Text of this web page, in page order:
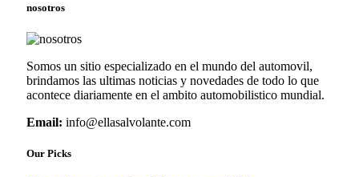
nosotros
Somos un sitio especializado en el mundo del automovil,
brindamos las ultimas noticias y novedades de todo lo que
acontece diariamente en el ambito automobilistico mundial.
Email: info@ellasalvolante.com
Our Picks